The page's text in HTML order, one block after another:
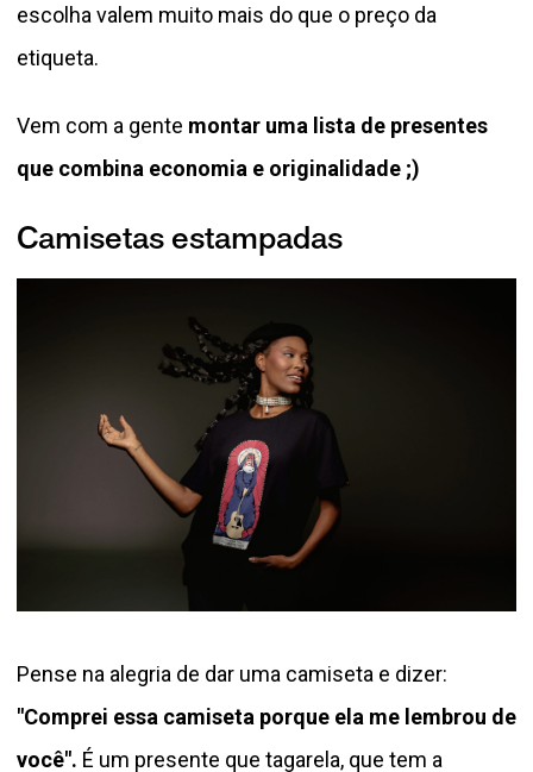
escolha valem muito mais do que o preço da
etiqueta.
Vem com a gente montar uma lista de presentes
que combina economia e originalidade ;)
Camisetas estampadas
Pense na alegria de dar uma camiseta e dizer:
"Comprei essa camiseta porque ela me lembrou de
você". É um presente que tagarela, que tem a